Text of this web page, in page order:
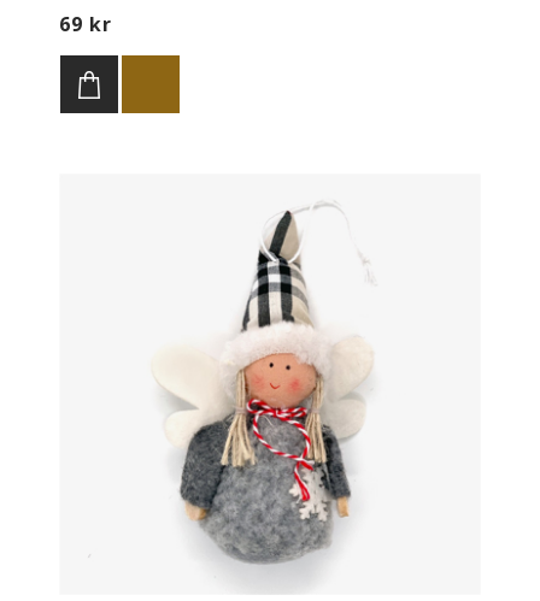
(Finns även i silver och gråglittrig färg samt i
69 kr